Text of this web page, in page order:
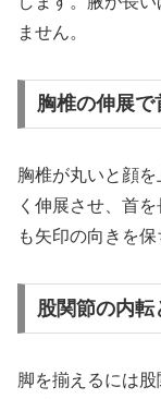
ません。
胸椎の伸展
胸椎が丸いと顔
く伸展させ、首
も矢印の向きを保
股関節の内
脚を揃えるには